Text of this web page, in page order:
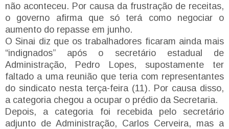
não aconteceu. Por causa da frustração de receitas,
o governo afirma que só terá como negociar o
aumento do repasse em junho.
O Sinai diz que os trabalhadores ficaram ainda mais
“indignados” após o secretário estadual de
Administração, Pedro Lopes, supostamente ter
faltado a uma reunião que teria com representantes
do sindicato nesta terça-feira (11). Por causa disso,
a categoria chegou a ocupar o prédio da Secretaria.
Depois, a categoria foi recebida pelo secretário
adjunto de Administração, Carlos Cerveira, mas a